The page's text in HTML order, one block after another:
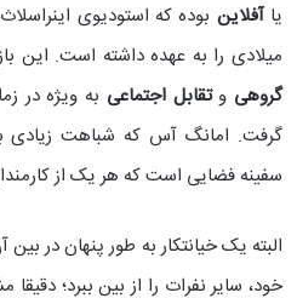
یاآفلاین
میلادی را به عهده داشته است. این
گروهی وتقابل اجتماعی به ویژه در
گرفت. امانگ آس که شباهت زیادی
سفینه فضایی است که هر یک از
البته یک خیانتکار به طور پنهان در
خود، سایر نفرات را از بین ببرد؛